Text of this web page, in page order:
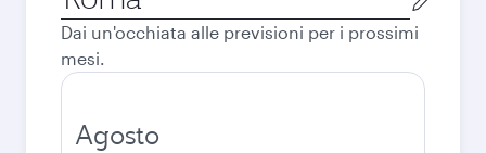
di
partenza
Dai un'occhiata alle previsioni per i prossimi
mesi.
Agosto